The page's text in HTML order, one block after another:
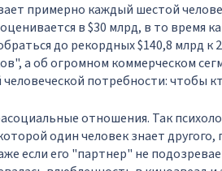
примерно каждый шестой
в $30 млрд, в то время
до рекордных $140,8 млрд к
а об огромном коммерческом
потребности: чтобы
отношения. Так
один человек знает другого,
если его "партнер" не